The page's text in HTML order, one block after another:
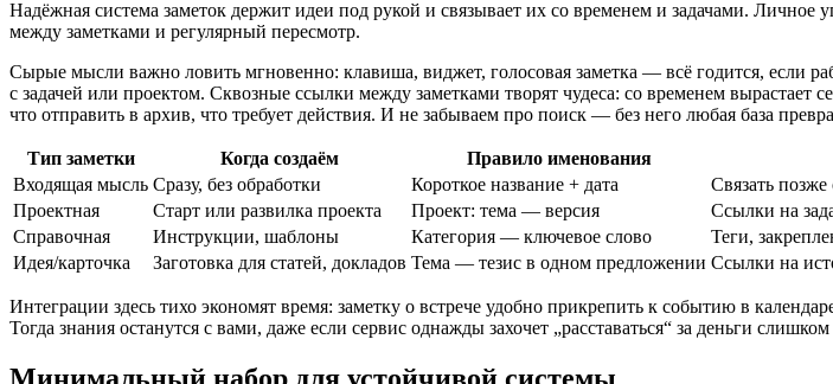
Надёжная система заметок держит идеи под рукой и связывает их со временем и задачами.
между заметками и регулярный пересмотр.
Сырые мысли важно ловить мгновенно: клавиша, виджет, голосовая заметка — всё годится, если
с задачей или проектом. Сквозные ссылки между заметками творят чудеса: со временем вырастает
что отправить в архив, что требует действия. И не забываем про поиск — без него любая база
Тип заметки Когда создаём Правило именования
Входящая мысль Сразу, без обработки Короткое название + дата
Связать
Проектная
Старт или развилка проекта Проект: тема — версия
Ссылки на
Справочная
Инструкции, шаблоны Категория — ключевое слово
Теги,
Идея/карточка
Заготовка для статей, докладов Тема — тезис в одном предложении Ссылки на
Интеграции здесь тихо экономят время: заметку о встрече удобно прикрепить к событию в
Тогда знания останутся с вами, даже если сервис однажды захочет „расставаться“ за деньги